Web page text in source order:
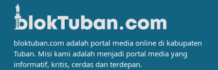
bloktuban.com adalah portal media online di kabupaten
Tuban. Misi kami adalah menjadi portal media yang
informatif, kritis, cerdas dan terdepan.